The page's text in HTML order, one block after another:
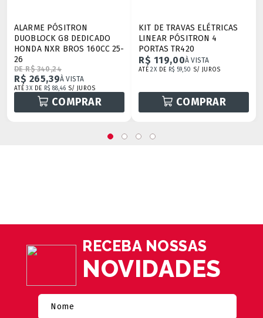
ALARME PÓSITRON
DUOBLOCK G8 DEDICADO
HONDA NXR BROS 160CC 25-
26
DE R$ 340,24
R$ 265,39À VISTA
ATÉ3XDE R$ 88,46 S/ JUROS
COMPRAR
KIT DE TRAVAS ELÉTRICAS
LINEAR PÓSITRON 4
PORTAS TR420
R$ 119,00À VISTA
ATÉ2XDE R$ 59,50 S/ JUROS
COMPRAR
RECEBA NOSSAS
NOVIDADES